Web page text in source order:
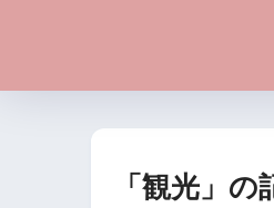
「観光」の